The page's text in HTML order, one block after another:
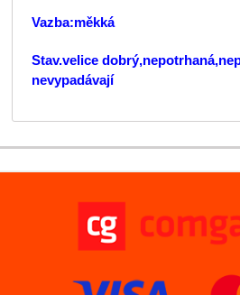
Vazba:měkká
Stav.velice
nevypadávají